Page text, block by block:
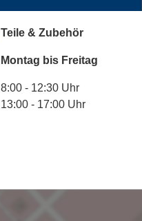
Teile & Zubehör
Montag bis Freitag
8:00 - 12:30 Uhr
13:00 - 17:00 Uhr